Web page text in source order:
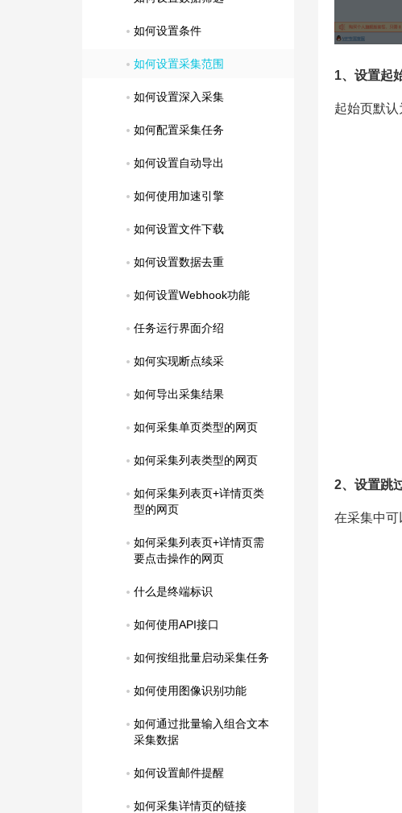
如何设置条件
如何设置采集范围
如何设置深入采集
如何配置采集任务
如何设置自动导出
如何使用加速引擎
如何设置文件下载
如何设置数据去重
如何设置Webhook功能
任务运行界面介绍
如何实现断点续采
如何导出采集结果
如何采集单页类型的网页
如何采集列表类型的网页
如何采集列表页+详情页类
型的网页
如何采集列表页+详情页需
要点击操作的网页
什么是终端标识
如何使用API接口
如何按组批量启动采集任务
如何使用图像识别功能
如何通过批量输入组合文本
采集数据
如何设置邮件提醒
如何采集详情页的链接
1、设置起
起始页默
2、设置跳
在采集中可